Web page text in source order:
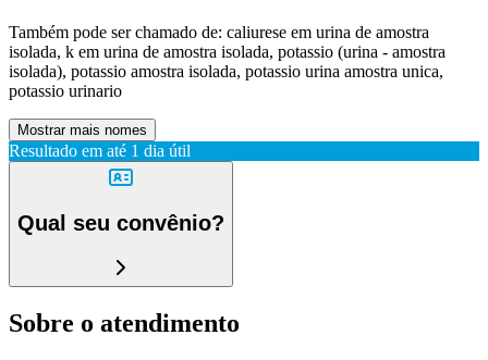
Também pode ser chamado de: caliurese em urina de amostra
isolada, k em urina de amostra isolada, potassio (urina - amostra
isolada), potassio amostra isolada, potassio urina amostra unica,
potassio urinario
Mostrar mais nomes
Resultado em até 1 dia útil
Qual seu convênio?
Sobre o atendimento